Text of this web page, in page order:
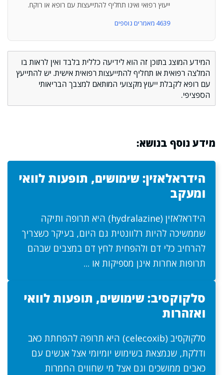
ייעוץ רפואי ואינו תחליף להתייעצות עם רופא או רוקח.
4639 מאמרים נוספים
המידע המוצג בתוכן זה הוא לידיעה כללית בלבד ואין לראות בו
המלצה רפואית או תחליף להתייעצות רפואית אישית. יש להתייעץ
עם רופא לקבלת ייעוץ מקצועי המותאם למצבך הבריאותי
הספציפי.
מידע נוסף בנושא:
הידראלאזין: שימושים, תופעות לוואי
ומעקב
הידראלאזין (hydralazine) היא תרופה ותיקה
שממשיכה להיות רלוונטית גם היום, בעיקר כשצריך
להרחיב כלי דם ולהפחית לחץ דם במצבים שבהם
תרופות אחרות אינן מספיקות או ...
סלקוקסיב: שימושים, תופעות לוואי
ואזהרות
סלקוקסיב (celecoxib) היא תרופה להפחתת כאב
ודלקת, שנמצאת בשימוש יומיומי אצל אנשים עם
כאבים ממושכים וגם אצל מי שחווים החמרות